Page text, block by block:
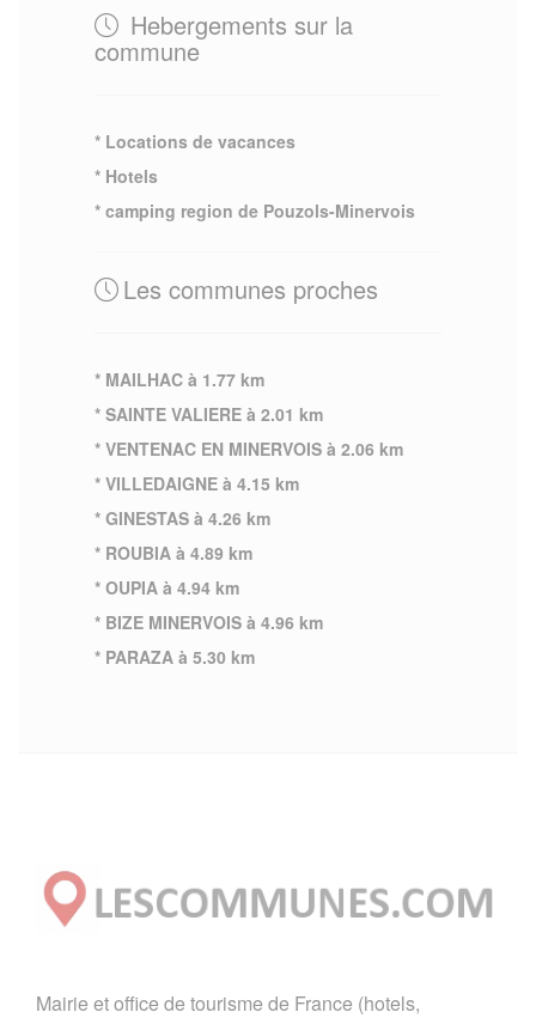
Hebergements sur la
commune
* Locations de vacances
* Hotels
* camping region de Pouzols-Minervois
Les communes proches
* MAILHAC à 1.77 km
* SAINTE VALIERE à 2.01 km
* VENTENAC EN MINERVOIS à 2.06 km
* VILLEDAIGNE à 4.15 km
* GINESTAS à 4.26 km
* ROUBIA à 4.89 km
* OUPIA à 4.94 km
* BIZE MINERVOIS à 4.96 km
* PARAZA à 5.30 km
Mairie et office de tourisme de France (hotels,